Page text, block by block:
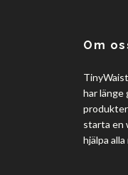
Om
har länge
starta en
hjälpa